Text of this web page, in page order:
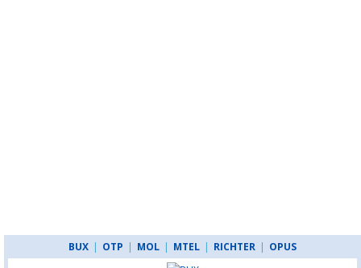
BUX | OTP | MOL | MTEL | RICHTER | OPUS